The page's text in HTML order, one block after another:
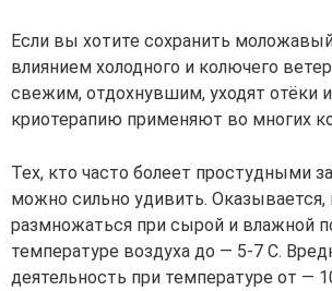
Если вы хотите сохранить
влиянием холодного и колючего
свежим, отдохнувшим, уходят отёки
криотерапию применяют во многих
Тех, кто часто болеет простудными
можно сильно удивить.
размножаться при сырой и влажной
температуре воздуха до — 5-7 С.
деятельность при температуре от